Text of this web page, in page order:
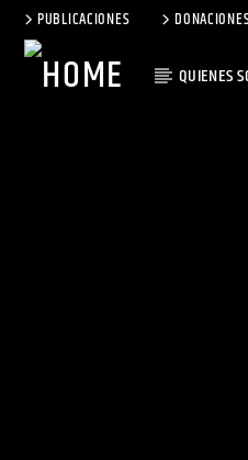
PUBLICACIONES
QUIENES